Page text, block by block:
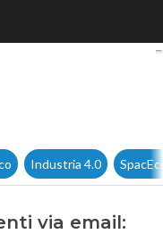
licenziamenti
Industria 4.0
via email: